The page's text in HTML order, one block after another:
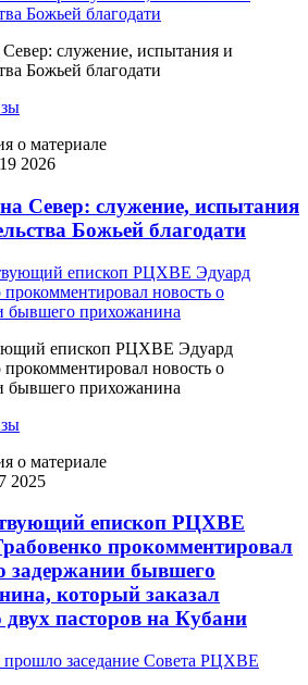
Север: служение, испытания и
Божьей благодати
о материале
2026
Север: служение, испытания
Божьей благодати
епископ РЦХВЕ Эдуард
прокомментировал новость о
бывшего прихожанина
о материале
2025
епископ РЦХВЕ
прокомментировал
задержании бывшего
который заказал
двух пасторов на Кубани